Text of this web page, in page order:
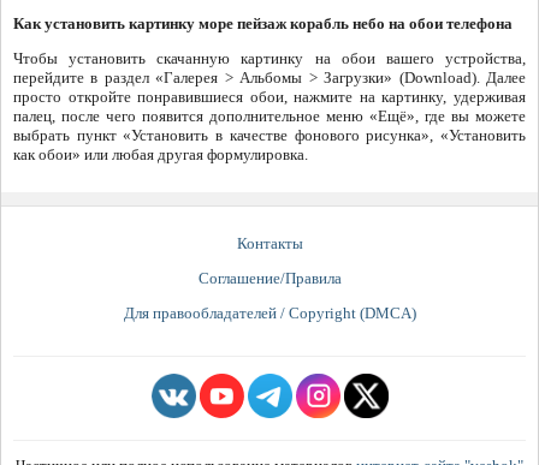
Как установить картинку море пейзаж корабль небо на обои телефона
Чтобы установить скачанную картинку на обои вашего устройства,
перейдите в раздел «Галерея > Альбомы > Загрузки» (Download). Далее
просто откройте понравившиеся обои, нажмите на картинку, удерживая
палец, после чего появится дополнительное меню «Ещё», где вы можете
выбрать пункт «Установить в качестве фонового рисунка», «Установить
как обои» или любая другая формулировка.
Контакты
Соглашение/Правила
Для правообладателей / Copyright (DMCA)